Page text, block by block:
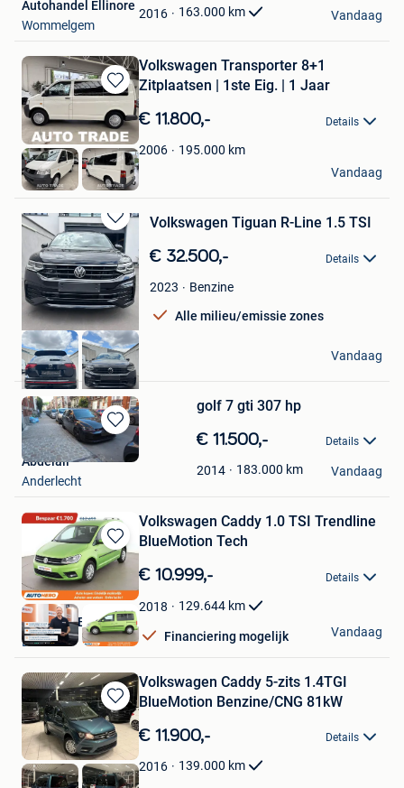
Favorieten2016 163.000 km
Autohandel Ellinore
Wommelgem
Vandaag
Bewaren
in
Mijn
Favorieten
Volkswagen Transporter 8+1
Zitplaatsen | 1ste Eig. | 1 Jaar
€ 11.800,- Details
2006 195.000 km
Autotrade
Hasselt
Vandaag
Bewaren
in
Mijn
Favorieten
Volkswagen Tiguan R-Line 1.5 TSI
€ 32.500,- Details
2023 Benzine
Alle milieu/emissie zones
BT CARS
Lier
Vandaag
Bewaren
in
golf 7 gti 307 hp
€ 11.500,- Details
2014 183.000 km
Abdelali
Anderlecht
Vandaag
Bewaren
in
Mijn
Favorieten
Volkswagen Caddy 1.0 TSI Trendline
BlueMotion Tech
€ 10.999,- Details
2018 129.644 km
Financiering mogelijk
Autohero België
Brussel
Vandaag
Bewaren
in
Mijn
Favorieten
Volkswagen Caddy 5-zits 1.4TGI
BlueMotion Benzine/CNG 81kW
€ 11.900,- Details
2016 139.000 km